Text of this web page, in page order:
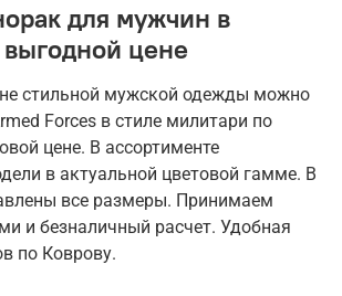
для мужчин в
цене
стильной мужской одежды можно
Forces в стиле милитари по
цене. В ассортименте
в актуальной цветовой гамме. В
все размеры. Принимаем
и безналичный расчет. Удобная
по Коврову.